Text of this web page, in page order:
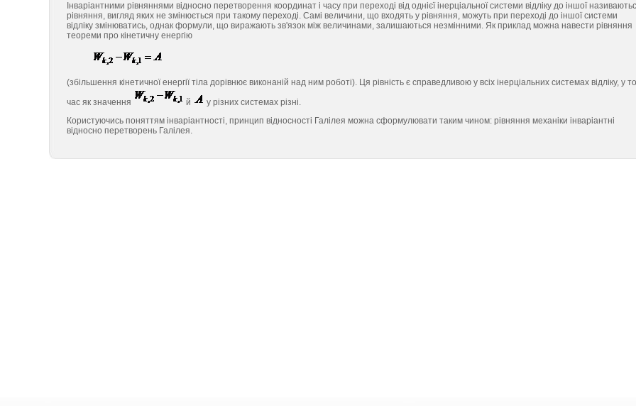
Інваріантними рівняннями відносно перетворення координат і часу при переході від однієї інерціальної системи відліку до іншої
рівняння, вигляд яких не змінюється при такому переході. Самі величини, що входять у рівняння, можуть при переході до іншої системи
відліку змінюватись, однак формули, що виражають зв'язок між величинами, залишаються незмінними. Як приклад можна навести рівняння
теореми про кінетичну енергію
(збільшення кінетичної енергії тіла дорівнює виконаній над ним роботі). Ця рівність є справедливою у всіх інерціальних системах відліку, у
час як значення
й
у різних системах різні.
Користуючись поняттям інваріантності, принцип відносності Галілея можна сформулювати таким чином: рівняння механіки інваріантні
відносно перетворень Галілея.